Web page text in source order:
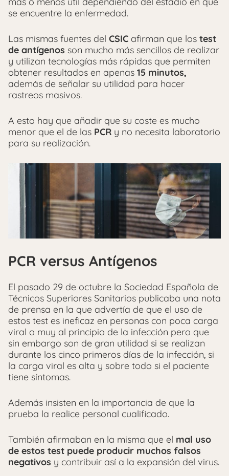
se encuentre la enfermedad.
Las mismas fuentes del CSIC afirman que los test
de antígenos son mucho más sencillos de realizar
y utilizan tecnologías más rápidas que permiten
obtener resultados en apenas 15 minutos,
además de señalar su utilidad para hacer
rastreos masivos.
A esto hay que añadir que su coste es mucho
menor que el de las PCR y no necesita laboratorio
para su realización.
PCR versus Antígenos
El pasado 29 de octubre la Sociedad Española de
Técnicos Superiores Sanitarios publicaba una nota
de prensa en la que advertía de que el uso de
estos test es ineficaz en personas con poca carga
viral o muy al principio de la infección pero que
sin embargo son de gran utilidad si se realizan
durante los cinco primeros días de la infección, si
la carga viral es alta y sobre todo si el paciente
tiene síntomas.
Además insisten en la importancia de que la
prueba la realice personal cualificado.
También afirmaban en la misma que el mal uso
de estos test puede producir muchos falsos
negativos y contribuir así a la expansión del virus.